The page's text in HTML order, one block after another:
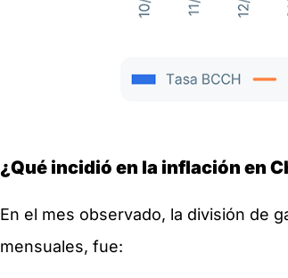
¿Qué incidió en la inflación en
En el mes observado, la división de
mensuales, fue: